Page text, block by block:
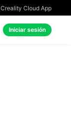
Creality Cloud App
Iniciar sesión